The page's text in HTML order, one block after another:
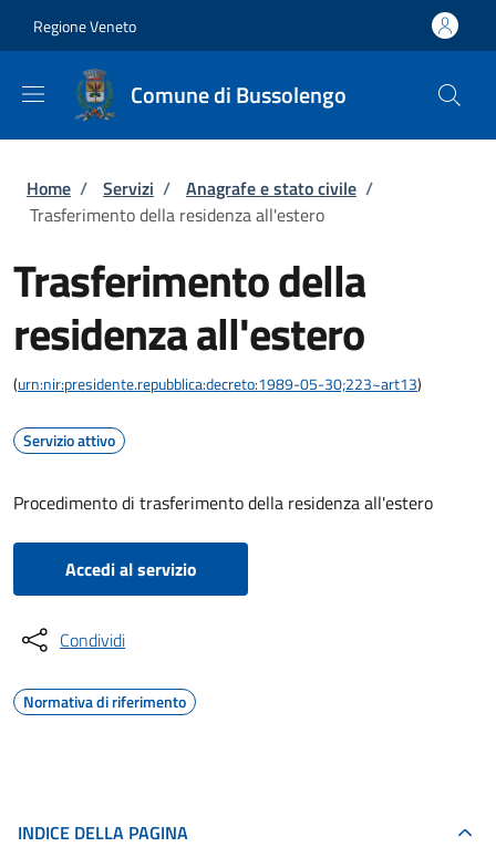
Regione Veneto
Comune di Bussolengo
Briciole di pane
Home / Servizi / Anagrafe e stato civile /
Trasferimento della residenza all'estero
Trasferimento della
residenza all'estero
(urn:nir:presidente.repubblica:decreto:1989-05-30;223~art13)
Servizio attivo
Procedimento di trasferimento della residenza all'estero
Accedi al servizio
Condividi
Normativa di riferimento
INDICE DELLA PAGINA